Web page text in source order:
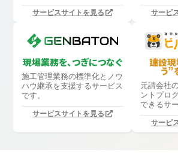
サービスサイトを見る サービ
現場業務を、つぎにつなぐ
施工管理業務の標準化と ノウ
ハウ継承を支援するサービス
です。
サービスサイトを見る
建設現
う”
元請会社
ントプロ
できるサ
サービ